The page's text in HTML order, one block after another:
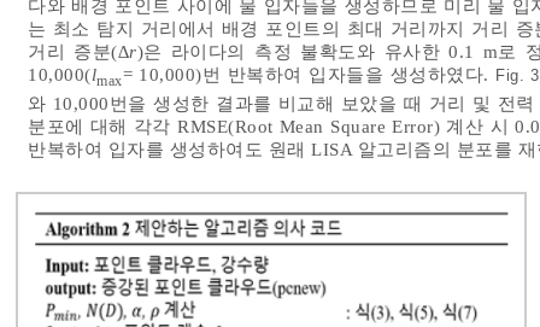
다와 배경 포인트 사이에 물 입자들을 생성하므로 미리 물
는 최소 탐지 거리에서 배경 포인트의 최대 거리까지 거리 증
거리 증분(∆r)은 라이다의 측정 불확도와 유사한 0.1 m로
10,000(lmax= 10,000)번 반복하여 입자들을 생성하였다. Fig. 3
와 10,000번을 생성한 결과를 비교해 보았을 때 거리 및 전
분포에 대해 각각 RMSE(Root Mean Square Error) 계산 시
반복하여 입자를 생성하여도 원래 LISA 알고리즘의 분포를